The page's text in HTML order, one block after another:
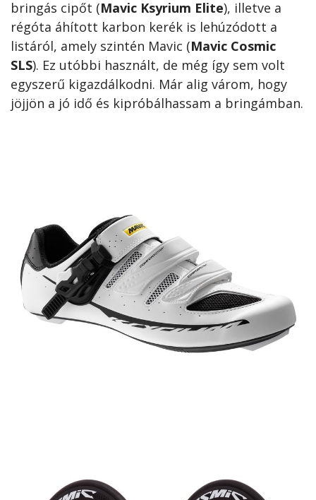
bringás cipőt (Mavic Ksyrium Elite), illetve a
régóta áhított karbon kerék is lehúzódott a
listáról, amely szintén Mavic (Mavic Cosmic
SLS). Ez utóbbi használt, de még így sem volt
egyszerű kigazdálkodni. Már alig várom, hogy
jöjjön a jó idő és kipróbálhassam a bringámban.